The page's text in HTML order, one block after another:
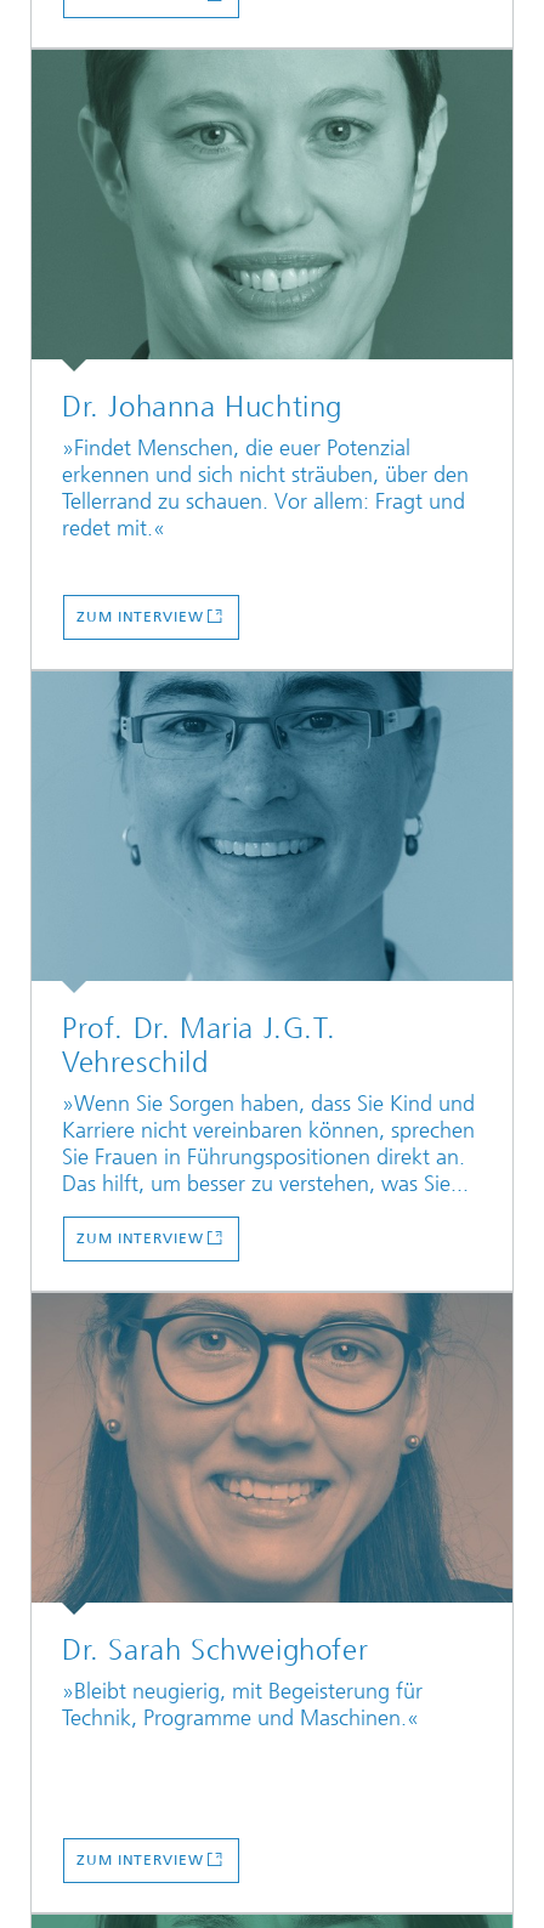
Dr. Johanna Huchting
»Findet Menschen, die euer Potenzial
erkennen und sich nicht sträuben, über den
Tellerrand zu schauen. Vor allem: Fragt und
redet mit.«
ZUM INTERVIEW
Prof. Dr. Maria J.G.T.
Vehreschild
»Wenn Sie Sorgen haben, dass Sie Kind und
Karriere nicht vereinbaren können, sprechen
Sie Frauen in Führungspositionen direkt an.
Das hilft, um besser zu verstehen, was Sie...
ZUM INTERVIEW
Dr. Sarah Schweighofer
»Bleibt neugierig, mit Begeisterung für
Technik, Programme und Maschinen.«
ZUM INTERVIEW